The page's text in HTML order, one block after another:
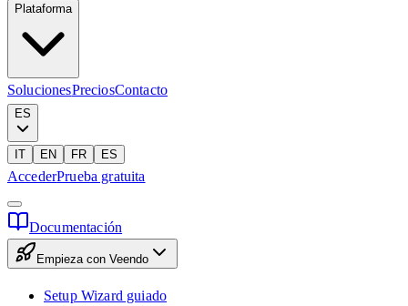
Plataforma
SolucionesPreciosContacto
ES
IT EN FR ES
AccederPrueba gratuita
Documentación
Empieza con Veendo
Setup Wizard guiado